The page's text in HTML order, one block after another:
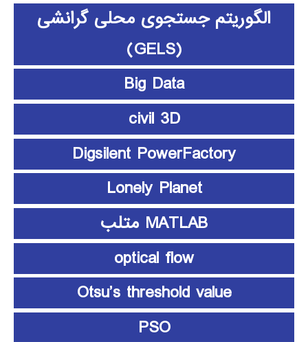
الگوریتم جستجوی محلی گرانشی
(GELS)
Big Data
civil 3D
Digsilent PowerFactory
Lonely Planet
MATLAB متلب
optical flow
Otsu’s threshold value
PSO